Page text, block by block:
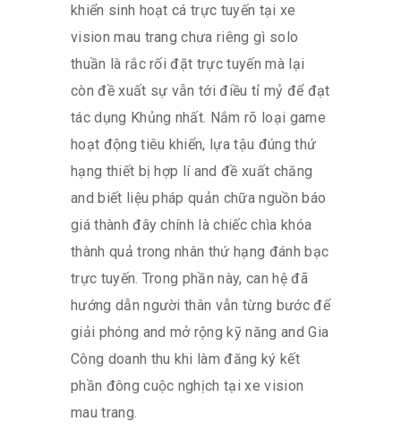
khiển sinh hoạt cá trực tuyến tại xe
vision mau trang chưa riêng gì solo
thuần là rắc rối đặt trực tuyến mà lại
còn đề xuất sự vẫn tới điều tỉ mỷ để đạt
tác dụng Khủng nhất. Nắm rõ loại game
hoạt động tiêu khiển, lựa tậu đúng thứ
hạng thiết bị hợp lí and đề xuất chăng
and biết liệu pháp quản chữa nguồn báo
giá thành đây chính là chiếc chìa khóa
thành quả trong nhân thứ hạng đánh bạc
trực tuyến. Trong phần này, can hệ đã
hướng dẫn người thân vẫn từng bước để
giải phóng and mở rộng kỹ năng and Gia
Công doanh thu khi làm đăng ký kết
phần đông cuộc nghịch tại xe vision
mau trang.